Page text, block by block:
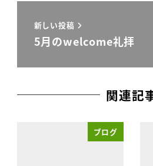
新しい投稿
5月のwelcome礼拝
関連記
ブログ